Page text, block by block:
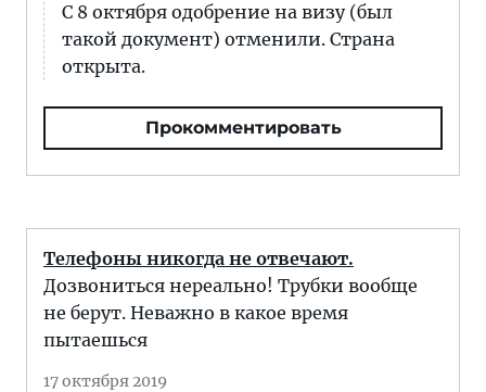
С 8 октября одобрение на визу (был
такой документ) отменили. Страна
открыта.
Прокомментировать
Телефоны никогда не отвечают.
Дозвониться нереально! Трубки вообще
не берут. Неважно в какое время
пытаешься
17 октября 2019